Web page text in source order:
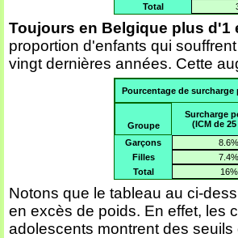
Total
Toujours en Belgique plus
proportion d'enfants qui
vingt dernières années. Cette
Pourcentage de surcharge
Groupe
Surcharge
(ICM de 25
Garçons
8.6%
Filles
7.4%
Total
16%
Notons que le tableau au ci-
en excès de poids. En effet, les
adolescents montrent des